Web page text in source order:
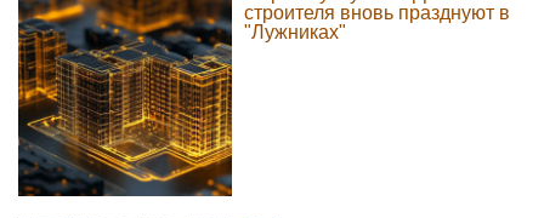
строителя вновь празднуют в
"Лужниках"